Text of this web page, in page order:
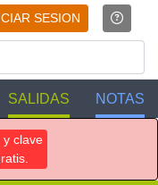
SESION
SALIDAS NOTAS
y clave